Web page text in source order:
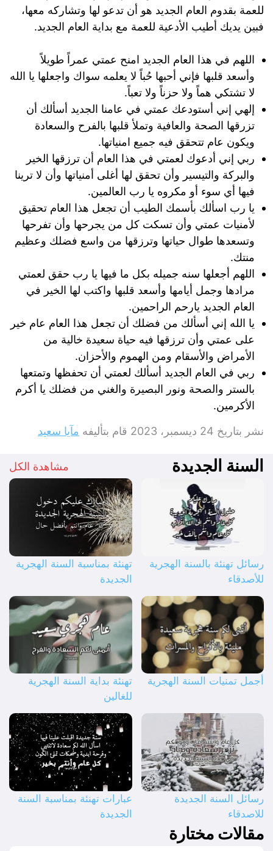
للعمة بقدوم العام الجديد هو أن تدعو لها وتشاركه معها،
فبين يديك أطيب الأدعية للعمة مع بداية العام الجديد.
اللهم في هذا العام الجديد امنح عمتي عمراً طويلاً
وأسعد قلبها فإني أحبها حُباً لا يعلمه سواك واجعلها يا الله
لا تشتكي هماً ولا حزناً ولا تعباً.
إلهي إني أستودعك عمتي في عامنا الجديد أسألك أن
تزرقها الصحة والعافية وتملأ قلبها بالفرح والسعادة
ويكون عام تتحقق فيه جميع امنياتها.
ربي إني أدعوك لعمتي في هذا العام أن ترزقها الخير
والبركة والتيسير وأن تحقق لها أغلى أمنياتها وأن لا ترينا
فيها أي سوء أو مكروه يا رب العالمين.
يا رب اسألك بأسمك الطيب أن تجعل هذا العام تحقيق
لأمنيات عمتي وأن تسكت كل من يجرحها وأن تفرحها
وتسعدها طوال حياتها وترزقها من واسع فضلك وعظيم
منتك.
اللهم أجعلها سنه جميله بكل ما فيها يا رب حقق لعمتي
مرادها وجمل أيامها وأسعد قلبها واكتب لها الخير في
العام الجديد يارحم الراحمين.
يا الله إني أسألك من فضلك أن تجعل هذا العام عام خير
على عمتي وأن ترزقها فيه حياة سعيدة خالية من
الأمراض والأسقام ومن الهموم والأحزان.
ربي في العام الجديد أسألك لعمتي أن تحفظها وتمتعها
بالستر والصحة ونور البصيرة والغني من فضلك يا أكرم
الأكرمين.
نشر بتاريخ 24 ديسمبر، 2023 قام بتأليفه مآيا سعيد
السنة الجديدة مشاهدة الكل
رسائل تهنئة بالسنة الهجرية
للأصدقاء
تهنئة بمناسبة السنة الهجرية
الجديدة
أجمل تمنيات السنة الهجرية
تهنئة بداية السنة الهجرية
للغالين
رسائل السنة الجديدة
للاصدقاء
عبارات تهنئة بمناسبة السنة
الجديدة
مقالات مختارة